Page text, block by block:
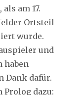
am 17.
Ortsteil
wurde.
und
haben
Dank dafür.
Prolog dazu: